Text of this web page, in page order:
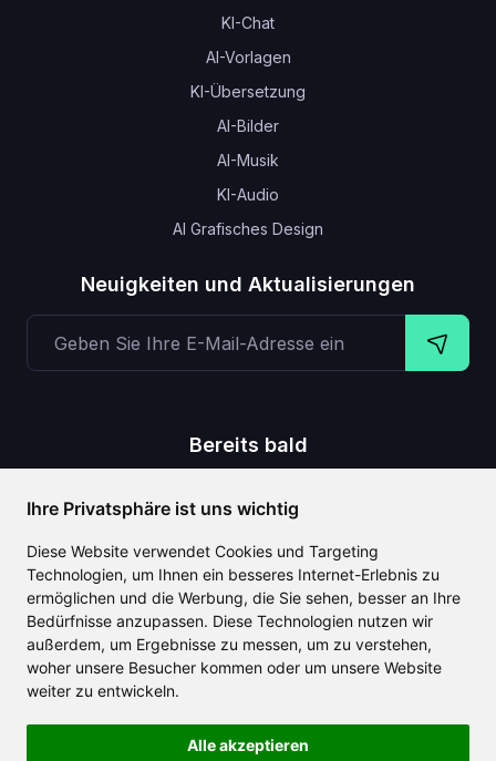
Ihre Privatsphäre ist uns wichtig
Diese Website verwendet Cookies und Targeting
Technologien, um Ihnen ein besseres Internet-Erlebnis zu
ermöglichen und die Werbung, die Sie sehen, besser an Ihre
Bedürfnisse anzupassen. Diese Technologien nutzen wir
außerdem, um Ergebnisse zu messen, um zu verstehen,
woher unsere Besucher kommen oder um unsere Website
weiter zu entwickeln.
Alle akzeptieren
KI-Chat
AI-Vorlagen
KI-Übersetzung
AI-Bilder
AI-Musik
KI-Audio
AI Grafisches Design
Neuigkeiten und Aktualisierungen
Bereits bald
Untertitel zum Video
CLAILA kombiniert alle besten weltweit verfügbaren KI-
Funktionen